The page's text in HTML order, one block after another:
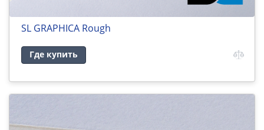
SL GRAPHICA Rough
Где купить